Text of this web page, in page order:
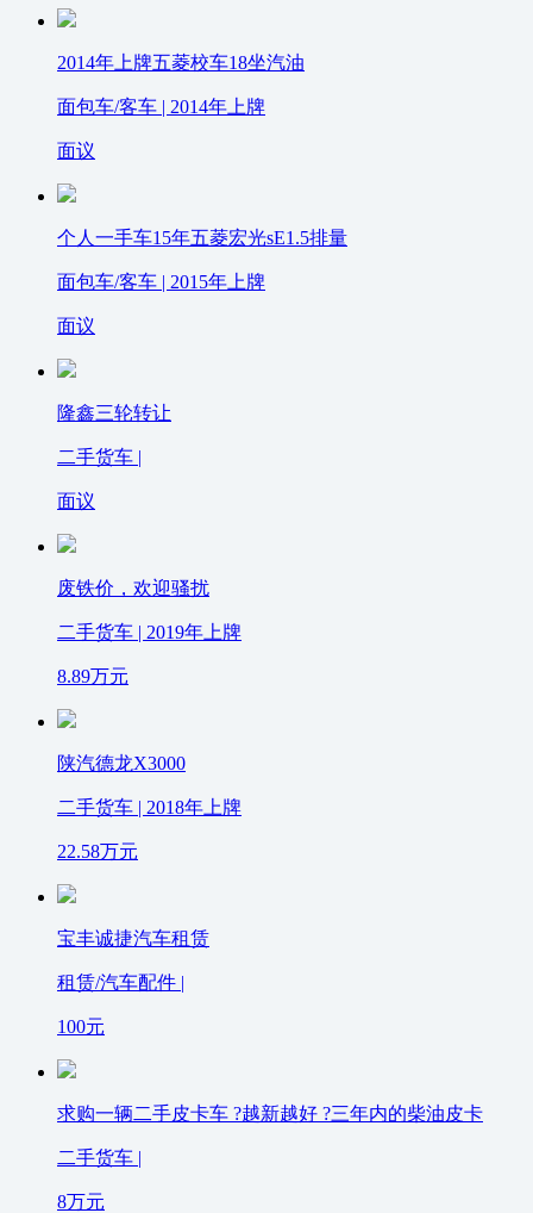
2014年上牌五菱校车18坐汽油
面包车/客车 | 2014年上牌
面议
个人一手车15年五菱宏光sE1.5排量
面包车/客车 | 2015年上牌
面议
隆鑫三轮转让
二手货车 |
面议
废铁价，欢迎骚扰
二手货车 | 2019年上牌
8.89万元
陕汽德龙X3000
二手货车 | 2018年上牌
22.58万元
宝丰诚捷汽车租赁
租赁/汽车配件 |
100元
求购一辆二手皮卡车 ?越新越好 ?三年内的柴油皮卡
二手货车 |
8万元